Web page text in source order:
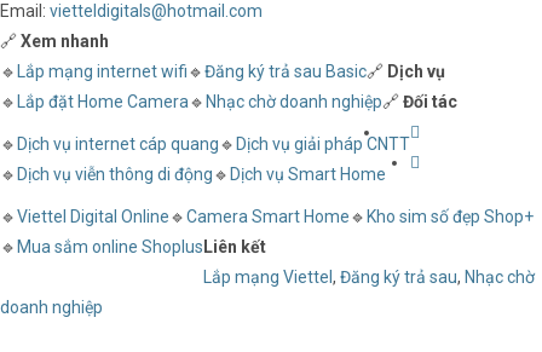
Email: vietteldigitals@hotmail.com
🔗 Xem nhanh
🔹 Lắp mạng internet wifi🔹Đăng ký trả sau Basic
🔹 Lắp đặt Home Camera🔹 Nhạc chờ doanh nghiệp
🔗 Dịch vụ
🔹 Dịch vụ internet cáp quang🔹 Dịch vụ giải pháp CNTT
🔹 Dịch vụ viễn thông di động🔹 Dịch vụ Smart Home
🔗 Đối tác
🔹Viettel Digital Online🔹Camera Smart Home🔹 Kho sim số đẹp Shop+
🔹 Mua sắm online Shoplus Liên kết
Lắp mạng Viettel , Đăng ký trả sau, Nhạc chờ
doanh nghiệp